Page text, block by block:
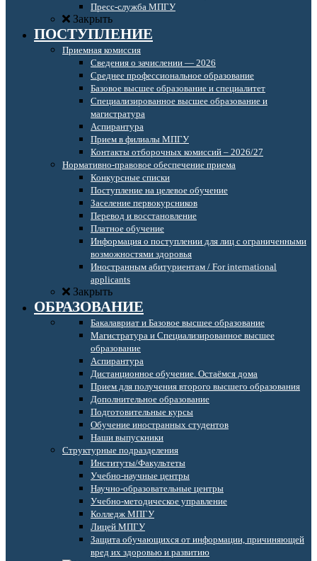
Пресс-служба МПГУ
Закрыть
ПОСТУПЛЕНИЕ
Приемная комиссия
Сведения о зачислении — 2026
Среднее профессиональное образование
Базовое высшее образование и специалитет
Специализированное высшее образование и
магистратура
Аспирантура
Прием в филиалы МПГУ
Контакты отборочных комиссий – 2026/27
Нормативно-правовое обеспечение приема
Конкурсные списки
Поступление на целевое обучение
Заселение первокурсников
Перевод и восстановление
Платное обучение
Информация о поступлении для лиц с ограниченными
возможностями здоровья
Иностранным абитуриентам / For international
applicants
Закрыть
ОБРАЗОВАНИЕ
Бакалавриат и Базовое высшее образование
Магистратура и Специализированное высшее
образование
Аспирантура
Дистанционное обучение. Остаёмся дома
Прием для получения второго высшего образования
Дополнительное образование
Подготовительные курсы
Обучение иностранных студентов
Наши выпускники
Структурные подразделения
Институты/Факультеты
Учебно-научные центры
Научно-образовательные центры
Учебно-методическое управление
Колледж МПГУ
Лицей МПГУ
Защита обучающихся от информации, причиняющей
вред их здоровью и развитию